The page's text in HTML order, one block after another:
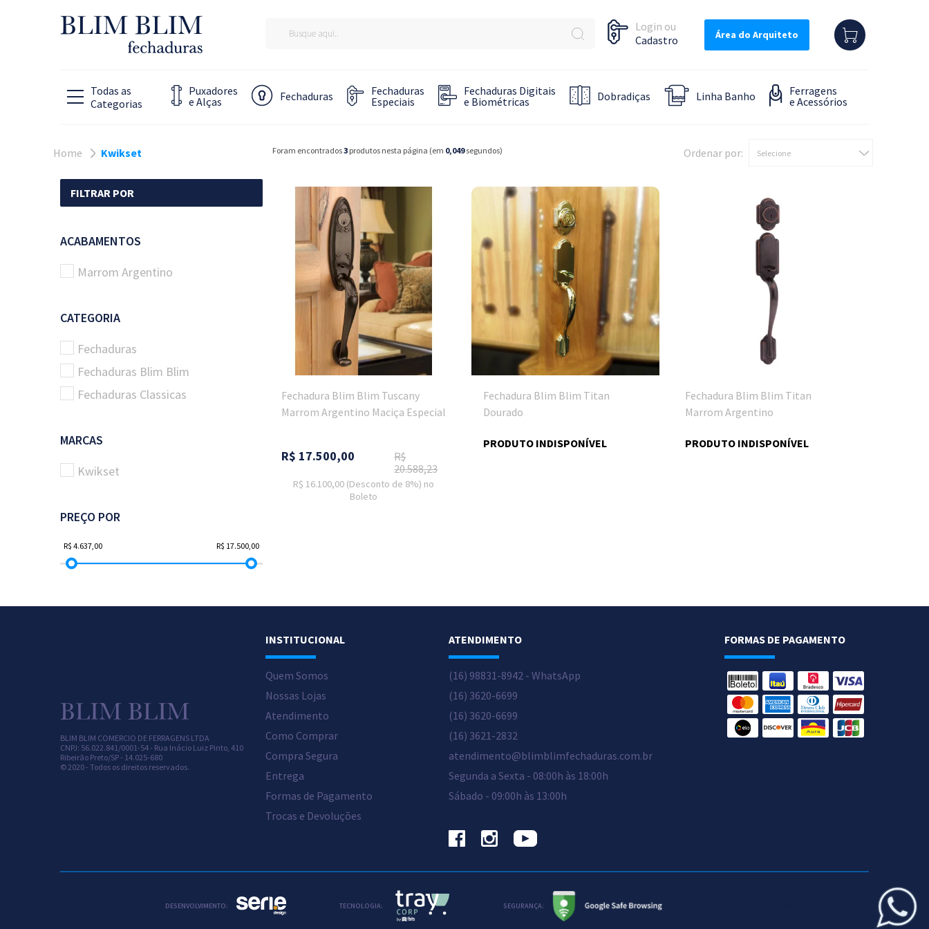
Login
Cadastro
Área do Arquiteto
Puxadores
e Alças
Fechaduras
Fechaduras
Especiais
Fechaduras Digitais
e Biométricas
Dobradiças Linha Banho
Ferragens
e Acessórios
Home Kwikset Ordenar por: Selecione
Foram encontrados3 produtos nesta página (em 0,049segundos)
FILTRAR POR
ACABAMENTOS
Marrom Argentino
CATEGORIA
Fechaduras
Fechaduras Blim Blim
Fechaduras Classicas
MARCAS
Kwikset
PREÇO POR
Fechadura Blim Blim Tuscany
Marrom Argentino Maciça Especial
R$
20.588,23
R$ 17.500,00
R$ 16.100,00 (Desconto de 8%) no
Boleto
Fechadura Blim Blim Titan
Dourado
PRODUTO INDISPONÍVEL
Fechadura Blim Blim Titan
Marrom Argentino
PRODUTO INDISPONÍVEL
BLIM BLIM COMERCIO DE FERRAGENS LTDA
CNPJ: 56.022.841/0001-54 - Rua Inácio Luiz Pinto, 410
Ribeirão Preto/SP - 14.025-680
© 2020 - Todos os direitos reservados.
INSTITUCIONAL
Quem Somos
Nossas Lojas
Atendimento
Como Comprar
Compra Segura
Entrega
Formas de Pagamento
Trocas e Devoluções
ATENDIMENTO
(16) 98831-8942 - WhatsApp
(16) 3620-6699
(16) 3620-6699
(16) 3621-2832
atendimento@blimblimfechaduras.com.br
Segunda a Sexta - 08:00h às 18:00h
Sábado - 09:00h às 13:00h
FORMAS DE PAGAMENTO
DESENVOLVIMENTO: TECNOLOGIA: SEGURANÇA: